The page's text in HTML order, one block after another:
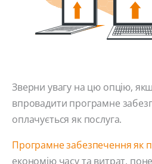
Зверни увагу на цю опцію,
впровадити програмне
оплачується як послуга.
Програмне забезпечення як
економію часу та витрат,